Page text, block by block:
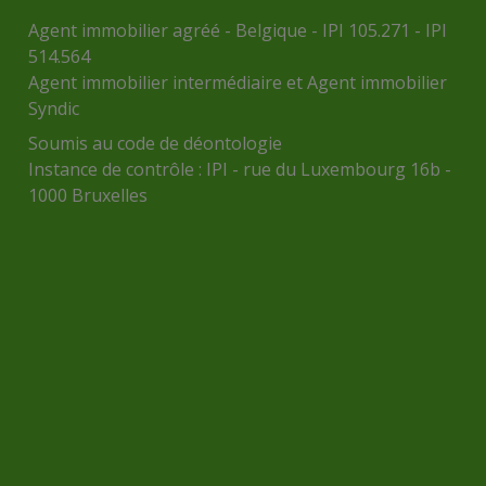
Agent immobilier agréé - Belgique - IPI 105.271 - IPI
514.564
Agent immobilier intermédiaire et Agent immobilier
Syndic
Soumis au code de déontologie
Instance de contrôle : IPI - rue du Luxembourg 16b -
1000 Bruxelles